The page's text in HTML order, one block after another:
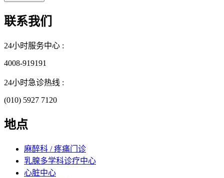
联系我们
24小时服务中心 :
4008-919191
24小时急诊热线 :
(010) 5927 7120
地点
麻醉科 / 疼痛门诊
乳腺多学科诊疗中心
心脏中心